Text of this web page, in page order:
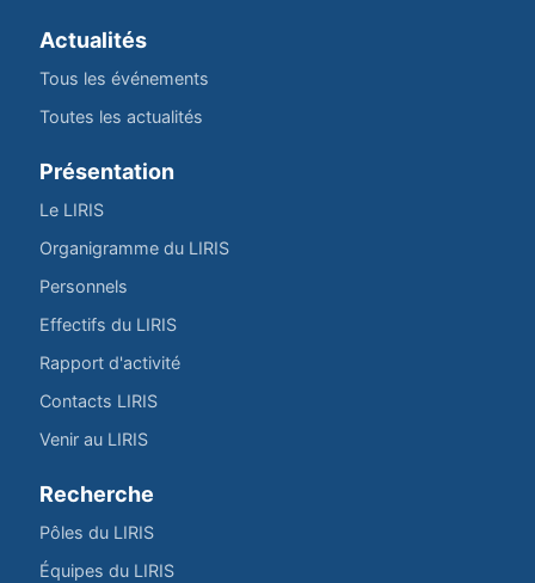
Actualités
Tous les événements
Toutes les actualités
Présentation
Le LIRIS
Organigramme du LIRIS
Personnels
Effectifs du LIRIS
Rapport d'activité
Contacts LIRIS
Venir au LIRIS
Recherche
Pôles du LIRIS
Équipes du LIRIS